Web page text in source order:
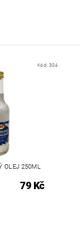
Kód: 304
OLEJ 250ML
79 Kč